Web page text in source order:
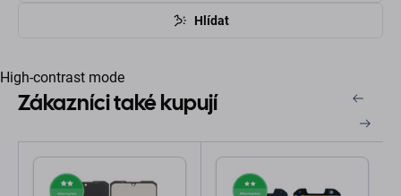
Hlídat
High-contrast mode
Zákazníci také kupují